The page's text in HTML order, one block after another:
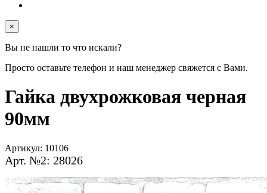
×
Вы не нашли то что искали?
Просто оставьте телефон и наш менеджер свяжется с Вами.
Гайка двухрожковая черная
90мм
Артикул: 10106
Арт. №2: 28026